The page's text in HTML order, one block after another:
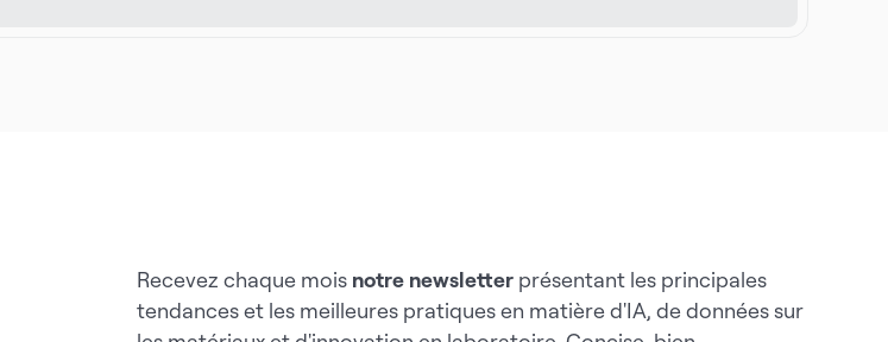
Recevez chaque mois notre newsletterprésentant les principales
tendances et les meilleures pratiques en matière d'IA, de données sur